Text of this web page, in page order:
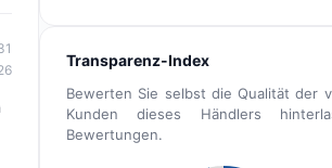
Transparenz-Index
Bewerten Sie selbst die Qualität der
Kunden dieses Händlers
Bewertungen.